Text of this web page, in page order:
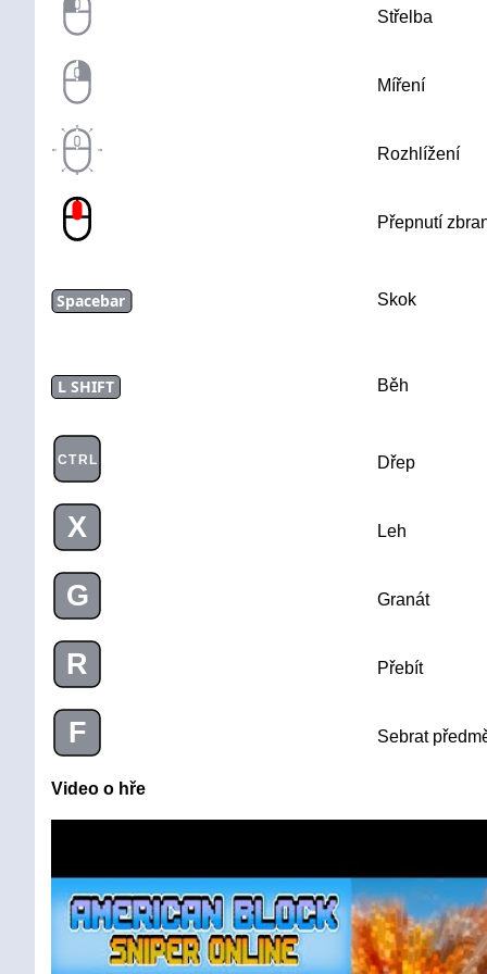
Střelba
Míření
Rozhlížení
Přepnutí
Spacebar Skok
L SHIFT Běh
CTRL Dřep
X Leh
G Granát
R Přebít
F Sebrat
Video o hře